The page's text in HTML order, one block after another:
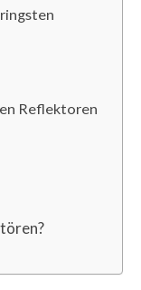
Reflektoren